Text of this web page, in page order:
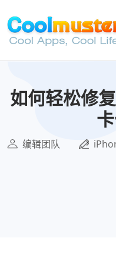
如何轻松修
编辑团队